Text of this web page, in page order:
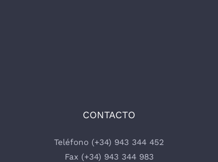
CONTACTO
Teléfono (+34) 943 344 452
Fax (+34) 943 344 983